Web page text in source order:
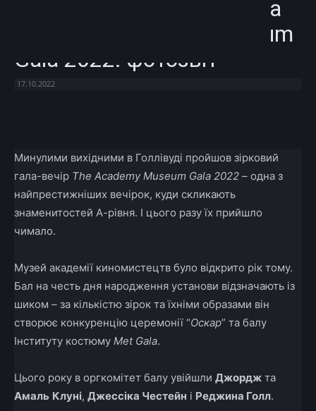
вражаючі образи зірок на
балу The Academy Museum
Gala 2022: фотозвіт
17.10.2022
Минулими вихідними в Голлівуді пройшов зірковий
гала-вечір The Academy Museum Gala 2022 – одна з
найпрестижніших вечірок, куди скликають
знаменитостей А-рівня. І цього разу їх прийшло
чимало.
Музей академії киномистецтв було відкрито рік тому.
Бал на честь дня народження установи відзначають із
шиком – за кількістю зірок та їхніми образами він
створює конкуренцію церемонії “Оскар” та балу
Інституту костюму Met Gala.
Цього року в оргкомітет балу увійшли Джордж та
Амаль Клуні, Джессіка Честейн і Реджина Голл.